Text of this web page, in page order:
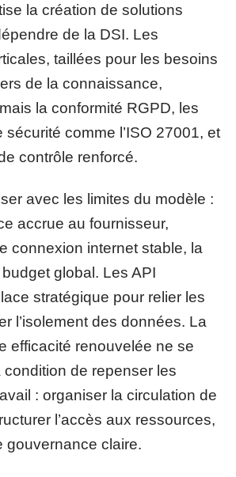
la création de solutions
de la DSI. Les
taillées pour les besoins
de la connaissance,
la conformité RGPD, les
sécurité comme l’ISO 27001, et
contrôle renforcé.
avec les limites du modèle :
accrue au fournisseur,
connexion internet stable, la
global. Les API
stratégique pour relier les
l’isolement des données. La
efficacité renouvelée ne se
condition de repenser les
: organiser la circulation de
l’accès aux ressources,
gouvernance claire.